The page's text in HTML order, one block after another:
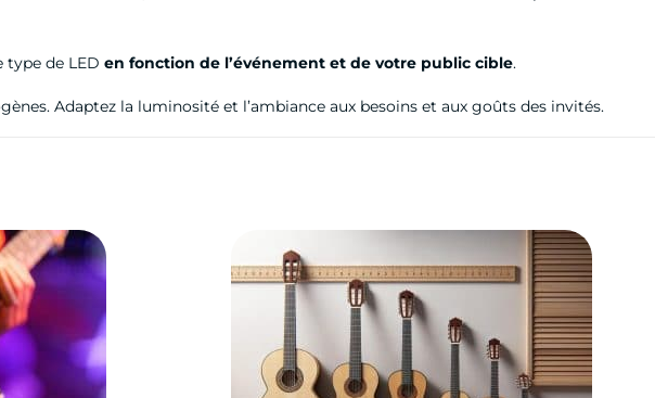
type de LEDen fonction de l’événement et de votre public cible.
Adaptez la luminosité et l’ambiance aux besoins et aux goûts des invités.